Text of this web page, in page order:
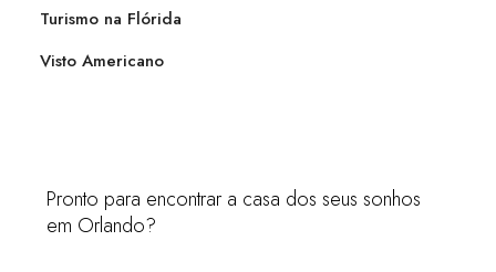
Turismo na Flórida
Visto Americano
Pronto para encontrar a casa dos seus sonhos
em Orlando?